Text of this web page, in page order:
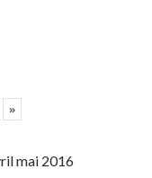
»
mai 2016